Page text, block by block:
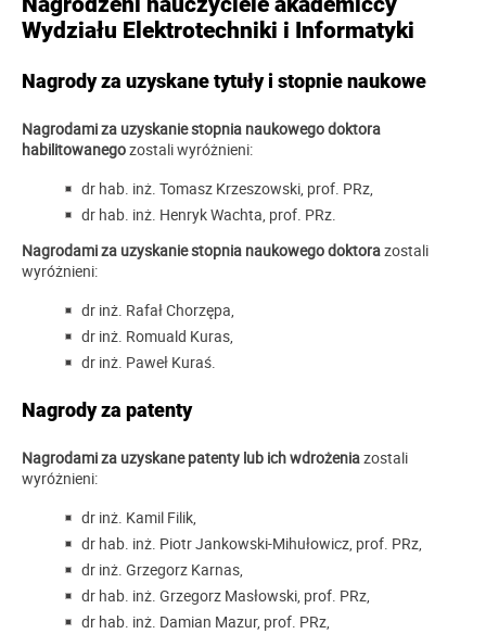
Wydziału Elektrotechniki i Informatyki
Nagrody za uzyskane tytuły i stopnie naukowe
Nagrodami za uzyskanie stopnia naukowego doktora
habilitowanegozostali wyróżnieni:
dr hab. inż. Tomasz Krzeszowski, prof. PRz,
dr hab. inż. Henryk Wachta, prof. PRz.
Nagrodami za uzyskanie stopnia naukowego doktorazostali
wyróżnieni:
dr inż. Rafał Chorzępa,
dr inż. Romuald Kuras,
dr inż. Paweł Kuraś.
Nagrody za patenty
Nagrodami za uzyskane patenty lub ich wdrożeniazostali
wyróżnieni:
dr inż. Kamil Filik,
dr hab. inż. Piotr Jankowski-Mihułowicz, prof. PRz,
dr inż. Grzegorz Karnas,
dr hab. inż. Grzegorz Masłowski, prof. PRz,
dr hab. inż. Damian Mazur, prof. PRz,